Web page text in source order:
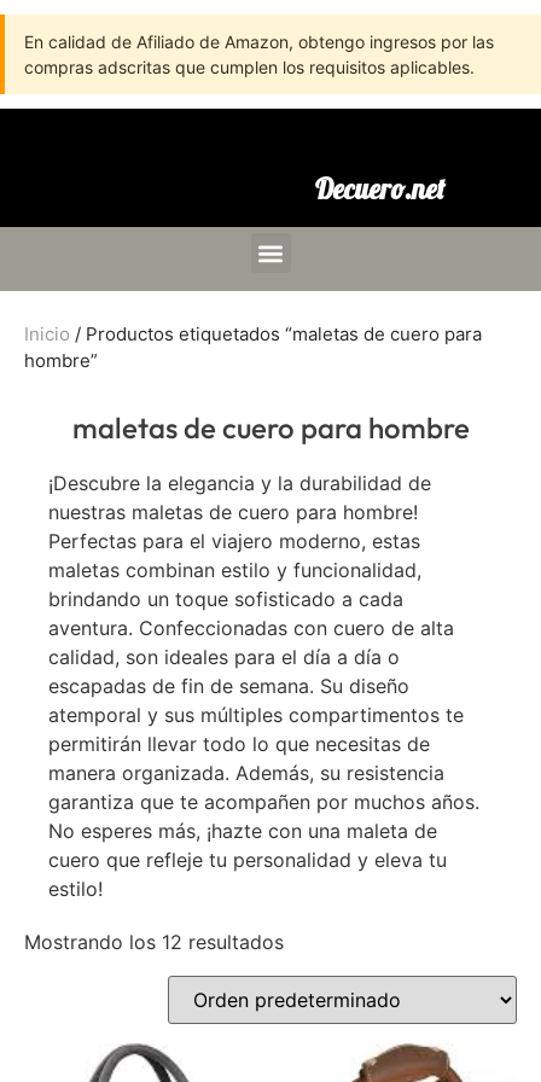
En calidad de Afiliado de Amazon, obtengo ingresos por las
compras adscritas que cumplen los requisitos aplicables.
Decuero.net
Inicio / Productos etiquetados “maletas de cuero para
hombre”
maletas de cuero para hombre
¡Descubre la elegancia y la durabilidad de
nuestras maletas de cuero para hombre!
Perfectas para el viajero moderno, estas
maletas combinan estilo y funcionalidad,
brindando un toque sofisticado a cada
aventura. Confeccionadas con cuero de alta
calidad, son ideales para el día a día o
escapadas de fin de semana. Su diseño
atemporal y sus múltiples compartimentos te
permitirán llevar todo lo que necesitas de
manera organizada. Además, su resistencia
garantiza que te acompañen por muchos años.
No esperes más, ¡hazte con una maleta de
cuero que refleje tu personalidad y eleva tu
estilo!
Mostrando los 12 resultados